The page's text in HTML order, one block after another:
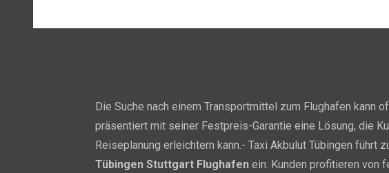
Die Suche nach einem Transportmittel zum Flughafen kann
präsentiert mit seiner Festpreis-Garantie eine Lösung, die
Reiseplanung erleichtern kann.- Taxi Akbulut Tübingen
Tübingen Stuttgart Flughafen ein. Kunden profitieren von